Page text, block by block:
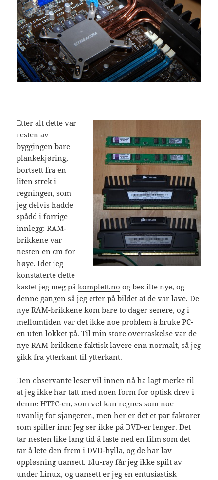
Etter alt dette var
resten av
byggingen bare
plankekjøring,
bortsett fra en
liten strek i
regningen, som
jeg delvis hadde
spådd i forrige
innlegg: RAM-
brikkene var
nesten en cm for
høye. Idet jeg
konstaterte dette
kastet jeg meg påkomplett.no og bestilte nye, og
denne gangen så jeg etter på bildet at de var lave. De
nye RAM-brikkene kom bare to dager senere, og i
mellomtiden var det ikke noe problem å bruke PC-
en uten lokket på. Til min store overraskelse var de
nye RAM-brikkene faktisk lavere enn normalt, så jeg
gikk fra ytterkant til ytterkant.
Den observante leser vil innen nå ha lagt merke til
at jeg ikke har tatt med noen form for optisk drev i
denne HTPC-en, som vel kan regnes som noe
uvanlig for sjangeren, men her er det et par faktorer
som spiller inn: Jeg ser ikke på DVD-er lenger. Det
tar nesten like lang tid å laste ned en film som det
tar å lete den frem i DVD-hylla, og de har lav
oppløsning uansett. Blu-ray får jeg ikke spilt av
under Linux, og uansett er jeg en entusiastisk